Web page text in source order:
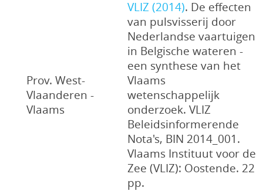
Prov. West-
Vlaanderen -
Vlaams
VLIZ (2014). De effecten
van pulsvisserij door
Nederlandse vaartuigen
in Belgische wateren -
een synthese van het
Vlaams
wetenschappelijk
onderzoek. VLIZ
Beleidsinformerende
Nota's, BIN 2014_001.
Vlaams Instituut voor de
Zee (VLIZ): Oostende. 22
pp.